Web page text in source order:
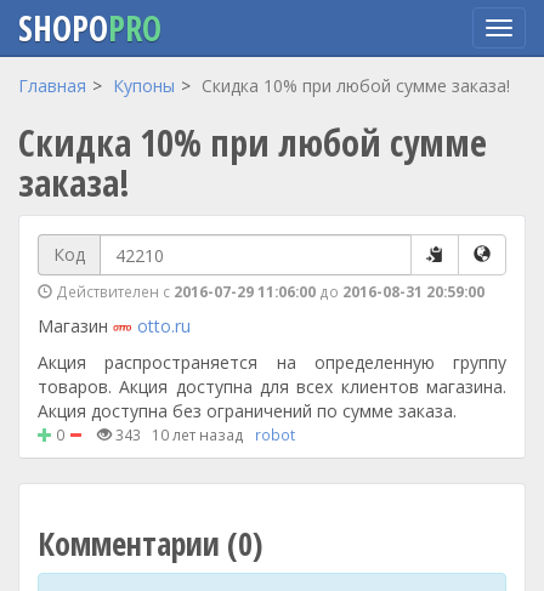
Перейти
основному
содержанию
SHOPOPRO
Главная Купоны Скидка 10% при любой сумме заказа!
Скидка 10% при любой сумме
заказа!
Код
Действителен с 2016-07-29 11:06:00 до 2016-08-31 20:59:00
Магазин
otto.ru
Акция распространяется на определенную группу
товаров. Акция доступна для всех клиентов магазина.
Акция доступна без ограничений по сумме заказа.
0 343 10 лет назад robot
Комментарии (0)